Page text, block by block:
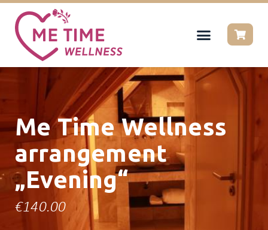
Me Time Wellness
arrangement
„Evening“
€140.00